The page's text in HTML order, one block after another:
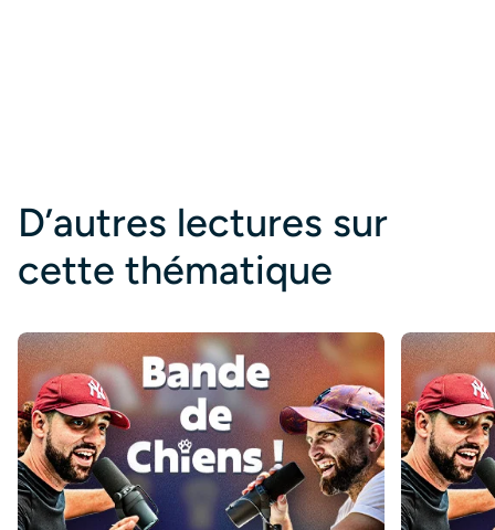
D’autres lectures sur
cette thématique